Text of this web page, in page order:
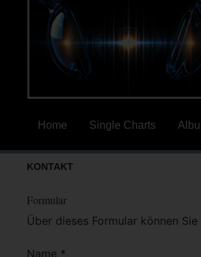
Home Single Charts
KONTAKT
Formular
Über dieses Formular können
Name *